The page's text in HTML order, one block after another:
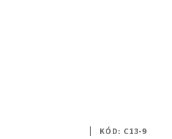
KÓD: C13-9